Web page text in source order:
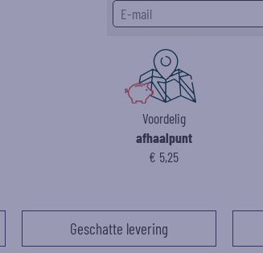
Voordelig
afhaalpunt
€ 5,25
Geschatte levering